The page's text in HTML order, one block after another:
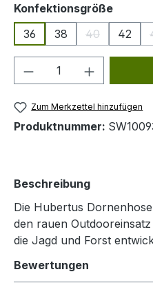
Konfektionsgröße
36
38 40
(Diese
42
Produkt Anzahl:
Zum Merkzettel hinzufügen
Produktnummer:
Beschreibung
Die Hubertus
den rauen
die Jagd und Forst
Bewertungen